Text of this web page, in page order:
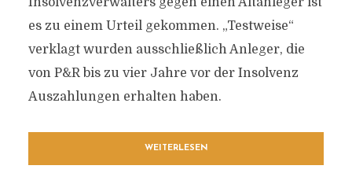
es zu einem Urteil gekommen. „Testweise“
verklagt wurden ausschließlich Anleger, die
von P&R bis zu vier Jahre vor der Insolvenz
Auszahlungen erhalten haben.
WEITERLESEN